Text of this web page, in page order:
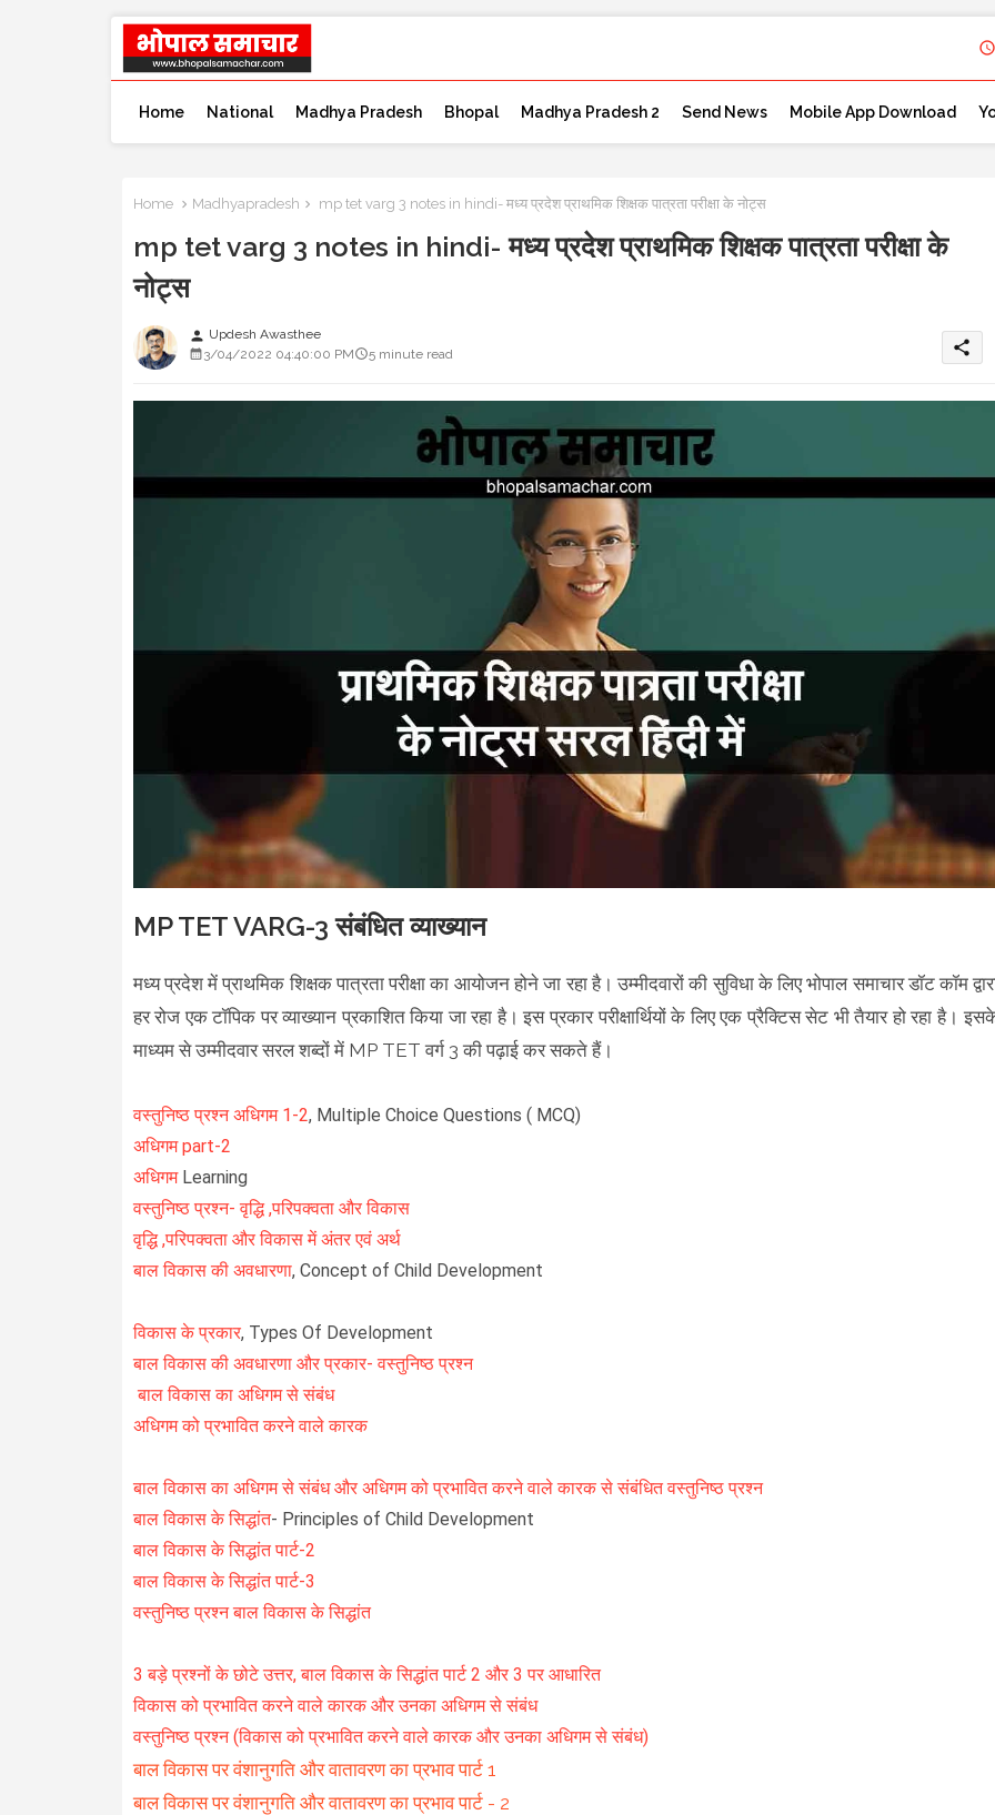
Home National Madhya Pradesh Bhopal Madhya Pradesh 2 Send News Mobile App Download
Home Madhyapradesh mp tet varg 3 notes in hindi- मध्य प्रदेश प्राथमिक शिक्षक पात्रता परीक्षा के नोट्स
mp tet varg 3 notes in hindi- मध्य प्रदेश प्राथमिक शिक्षक पात्रता परीक्षा के
नोट्स
person Updesh Awasthee
3/04/2022 04:40:00 PM
5 minute read share
MP TET VARG-3 संबंधित व्याख्यान
मध्य प्रदेश में प्राथमिक शिक्षक पात्रता परीक्षा का आयोजन होने जा रहा है। उम्मीदवारों की सुविधा के लिए भोपाल समाचार डॉट कॉम
हर रोज एक टॉपिक पर व्याख्यान प्रकाशित किया जा रहा है। इस प्रकार परीक्षार्थियों के लिए एक प्रैक्टिस सेट भी तैयार हो रहा है।
माध्यम से उम्मीदवार सरल शब्दों में MP TET वर्ग 3 की पढ़ाई कर सकते हैं।
वस्तुनिष्ठ प्रश्न अधिगम 1-2, Multiple Choice Questions ( MCQ)
अधिगम part-2
अधिगम Learning
वस्तुनिष्ठ प्रश्न- वृद्धि ,परिपक्वता और विकास
वृद्धि ,परिपक्वता और विकास में अंतर एवं अर्थ
बाल विकास की अवधारणा, Concept of Child Development
विकास के प्रकार, Types Of Development
बाल विकास की अवधारणा और प्रकार- वस्तुनिष्ठ प्रश्न
बाल विकास का अधिगम से संबंध
अधिगम को प्रभावित करने वाले कारक
बाल विकास का अधिगम से संबंध और अधिगम को प्रभावित करने वाले कारक से संबंधित वस्तुनिष्ठ प्रश्न
बाल विकास के सिद्धांत- Principles of Child Development
बाल विकास के सिद्धांत पार्ट-2
बाल विकास के सिद्धांत पार्ट-3
वस्तुनिष्ठ प्रश्न बाल विकास के सिद्धांत
3 बड़े प्रश्नों के छोटे उत्तर, बाल विकास के सिद्धांत पार्ट 2 और 3 पर आधारित
विकास को प्रभावित करने वाले कारक और उनका अधिगम से संबंध
वस्तुनिष्ठ प्रश्न (विकास को प्रभावित करने वाले कारक और उनका अधिगम से संबंध)
बाल विकास पर वंशानुगति और वातावरण का प्रभाव पार्ट 1
बाल विकास पर वंशानुगति और वातावरण का प्रभाव पार्ट - 2